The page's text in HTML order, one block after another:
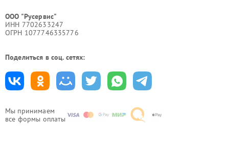
Мы принимаем
все формы оплаты
ООО "Русервис"
ИНН 7702633247
ОГРН 1077746335776
Поделиться в соц. сетях: